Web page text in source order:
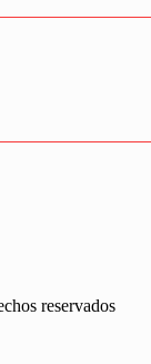
reservados